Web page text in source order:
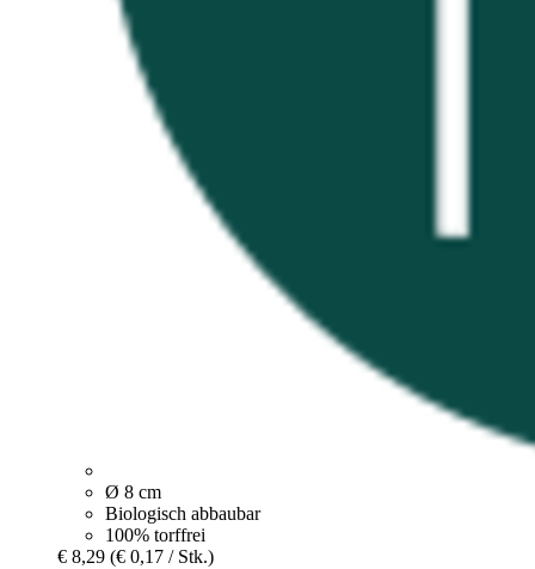
Ø 8 cm
Biologisch abbaubar
100% torffrei
€ 8,29 (€ 0,17 / Stk.)